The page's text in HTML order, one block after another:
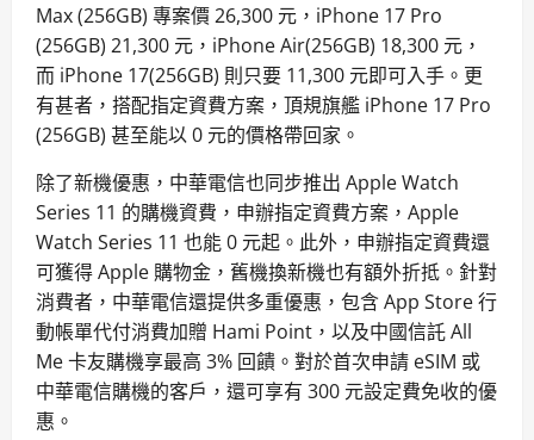
Max (256GB) 專案價 26,300 元，iPhone 17 Pro
(256GB) 21,300 元，iPhone Air(256GB) 18,300 元，
而 iPhone 17(256GB) 則只要 11,300 元即可入手。更
有甚者，搭配指定資費方案，頂規旗艦 iPhone 17 Pro
(256GB) 甚至能以 0 元的價格帶回家。
除了新機優惠，中華電信也同步推出 Apple Watch
Series 11 的購機資費，申辦指定資費方案，Apple
Watch Series 11 也能 0 元起。此外，申辦指定資費還
可獲得 Apple 購物金，舊機換新機也有額外折抵。針對
消費者，中華電信還提供多重優惠，包含 App Store 行
動帳單代付消費加贈 Hami Point，以及中國信託 All
Me 卡友購機享最高 3% 回饋。對於首次申請 eSIM 或
中華電信購機的客戶，還可享有 300 元設定費免收的優
惠。